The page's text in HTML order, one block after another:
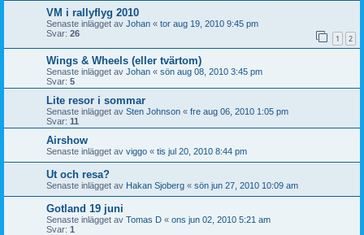
VM i rallyflyg 2010
Senaste inlägget av Johan « tor aug 19, 2010 9:45 pm
Svar: 26 1 2
Wings & Wheels (eller tvärtom)
Senaste inlägget av Johan « sön aug 08, 2010 3:45 pm
Svar: 5
Lite resor i sommar
Senaste inlägget av Sten Johnson « fre aug 06, 2010 1:05 pm
Svar: 11
Airshow
Senaste inlägget av viggo « tis jul 20, 2010 8:44 pm
Ut och resa?
Senaste inlägget av Hakan Sjoberg « sön jun 27, 2010 10:09 am
Gotland 19 juni
Senaste inlägget av Tomas D « ons jun 02, 2010 5:21 am
Svar: 1